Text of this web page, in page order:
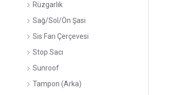
Rüzgarlık
Sağ/Sol/Ön Şasi
Sis Farı Çerçevesi
Stop Sacı
Sunroof
Tampon (Arka)